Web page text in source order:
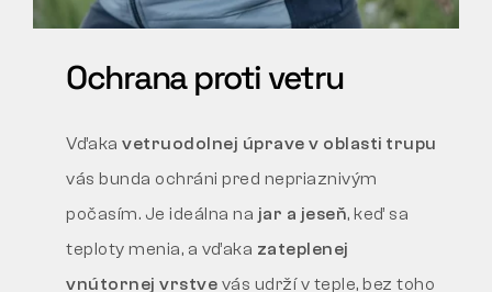
Ochrana proti vetru
Vďaka vetruodolnej úprave v oblasti trupu
vás bunda ochráni pred nepriaznivým
počasím. Je ideálna na jar a jeseň, keď sa
teploty menia, a vďaka zateplenej
vnútornej vrstve vás udrží v teple, bez toho